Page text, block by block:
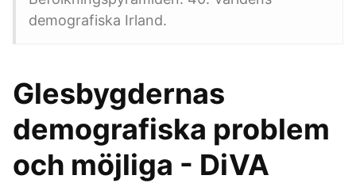
demografiska Irland.
Glesbygdernas
demografiska problem
och möjliga - DiVA